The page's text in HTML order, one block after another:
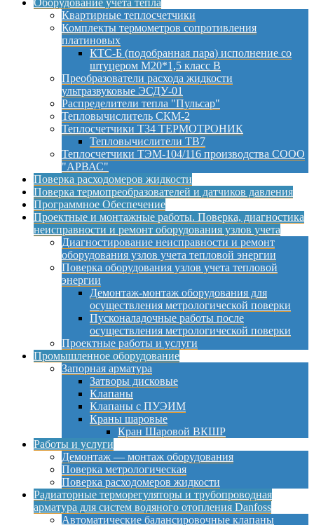
Квартирные теплосчетчики
Комплекты термометров сопротивления
платиновых
КТС-Б (подобранная пара) исполнение со
штуцером М20*1,5 класс B
Преобразователи расхода жидкости
ультразвуковые ЭСДУ-01
Распределители тепла "Пульсар"
Тепловычислитель СКМ-2
Теплосчетчики Т34 ТЕРМОТРОНИК
Тепловычислители ТВ7
Теплосчетчики ТЭМ-104/116 производства СООО
"АРВАС"
Поверка расходомеров жидкости
Поверка термопреобразователей и датчиков давления
Программное Обеспечение
Проектные и монтажные работы. Поверка, диагностика
неисправности и ремонт оборудования узлов учета
Диагностирование неисправности и ремонт
оборудования узлов учета тепловой энергии
Поверка оборудования узлов учета тепловой
энергии
Демонтаж-монтаж оборудования для
осуществления метрологической поверки
Пусконаладочные работы после
осуществления метрологической поверки
Проектные работы и услуги
Промышленное оборудование
Запорная арматура
Затворы дисковые
Клапаны
Клапаны с ПУЭИМ
Краны шаровые
Кран Шаровой ВКШР
Работы и услуги
Демонтаж — монтаж оборудования
Поверка метрологическая
Поверка расходомеров жидкости
Радиаторные терморегуляторы и трубопроводная
арматура для систем водяного отопления Danfoss
Автоматические балансировочные клапаны